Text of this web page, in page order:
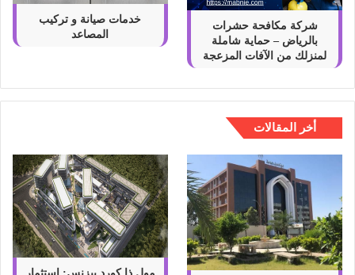
شركة مكافحة حشرات
بالرياض – حماية شاملة
لمنزلك من الآفات المزعجة
خدمات صيانة و تركيب
المصاعد
أخر المقالات